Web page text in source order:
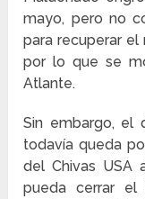
mayo, pero no
para recuperar el
por lo que se
Atlante.
Sin embargo, el
todavía queda
del Chivas USA
pueda cerrar